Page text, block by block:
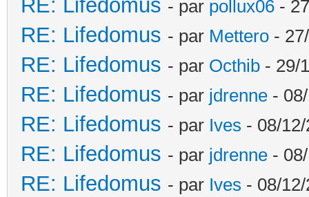
RE: Lifedomus - par pollux06 -
RE: Lifedomus - par Mettero -
RE: Lifedomus - par Octhib - 29/
RE: Lifedomus - par jdrenne -
RE: Lifedomus - par Ives - 08/
RE: Lifedomus - par jdrenne -
RE: Lifedomus - par Ives - 08/